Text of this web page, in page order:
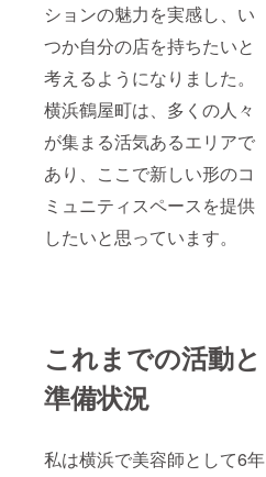
ションの魅力を実感し、い
つか自分の店を持ちたいと
考えるようになりました。
横浜鶴屋町は、多くの人々
が集まる活気あるエリアで
あり、ここで新しい形のコ
ミュニティスペースを提供
したいと思っています。
これまでの活動と
準備状況
私は横浜で美容師として6年